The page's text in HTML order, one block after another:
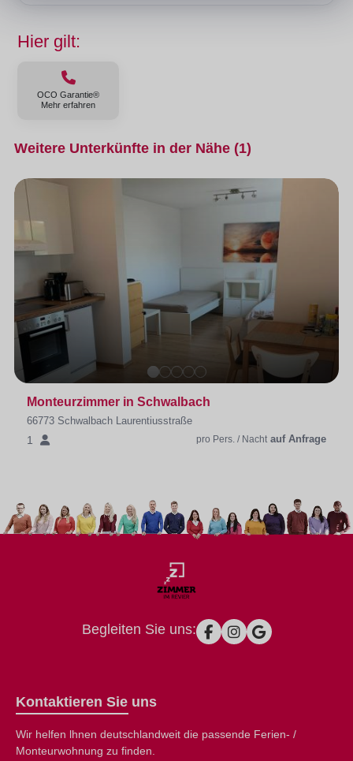
Hier gilt:
OCO Garantie®
Mehr erfahren
Weitere Unterkünfte in der Nähe (1)
Monteurzimmer in Schwalbach
66773 Schwalbach Laurentiusstraße
1 pro Pers. / Nacht auf Anfrage
Begleiten Sie uns:
Kontaktieren Sie uns
Wir helfen lhnen deutschlandweit die passende Ferien- /
Monteurwohnung zu finden.